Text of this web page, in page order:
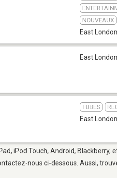
NOUVEAUX
East London
East London
TUBES
East London
iPod Touch, Android,
nous ci-dessous. Aussi,